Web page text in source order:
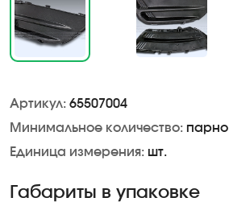
Артикул: 65507004
Минимальное количество: парно
Единица измерения: шт.
Габариты в упаковке